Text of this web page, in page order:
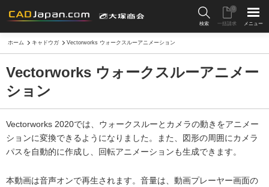
検索 一括請求
0
メニュー
ホーム キャドウガ Vectorworks ウォークスルーアニメーション
Vectorworks ウォークスルーアニメー
ション
Vectorworks 2020では、ウォークスルーとカメラの動きをアニメー
ションに変換できるようになりました。また、図形の周囲にカメラ
パスを自動的に作成し、回転アニメーションも生成できます。
本動画は音声オンで再生されます。音量は、動画プレーヤー画面の